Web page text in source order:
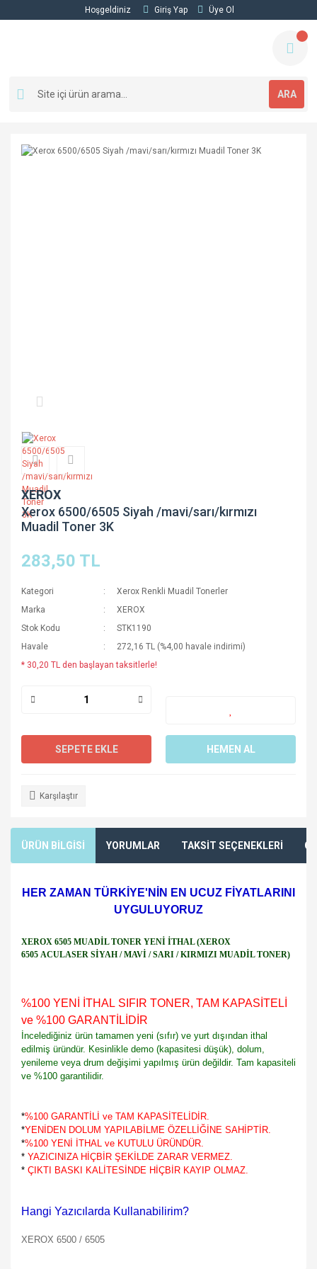
Hoşgeldiniz Giriş Yap Üye Ol
ARA
XEROX
Xerox 6500/6505 Siyah /mavi/sarı/kırmızı
Muadil Toner 3K
283,50 TL
Kategori
Xerox Renkli Muadil Tonerler
Marka
XEROX
Stok Kodu
STK1190
Havale
272,16 TL (%4,00 havale indirimi)
* 30,20 TL den başlayan taksitlerle!
SEPETE EKLE HEMEN AL
Karşılaştır
ÜRÜN BİLGİSİ YORUMLAR TAKSİT SEÇENEKLERİ
HER ZAMAN TÜRKİYE'NİN EN UCUZ FİYATLARINI
UYGULUYORUZ
XEROX 6505 MUADİL TONER YENİ İTHAL (XEROX
6505 ACULASER SİYAH / MAVİ / SARI / KIRMIZI MUADİL TONER)
%100 YENİ İTHAL SIFIR TONER, TAM KAPASİTELİ
ve %100 GARANTİLİDİR
İncelediğiniz ürün tamamen yeni (sıfır) ve yurt dışından ithal
edilmiş üründür. Kesinlikle demo (kapasitesi düşük), dolum,
yenileme veya drum değişimi yapılmış ürün değildir. Tam kapasiteli
ve %100 garantilidir.
*%100 GARANTİLİ ve TAM KAPASİTELİDİR.
*YENİDEN DOLUM YAPILABİLME ÖZELLİĞİNE SAHİPTİR.
*%100 YENİ İTHAL ve KUTULU ÜRÜNDÜR.
* YAZICINIZA HİÇBİR ŞEKİLDE ZARAR VERMEZ.
* ÇIKTI BASKI KALİTESİNDE HİÇBİR KAYIP OLMAZ.
Hangi Yazıcılarda Kullanabilirim?
XEROX 6500 / 6505